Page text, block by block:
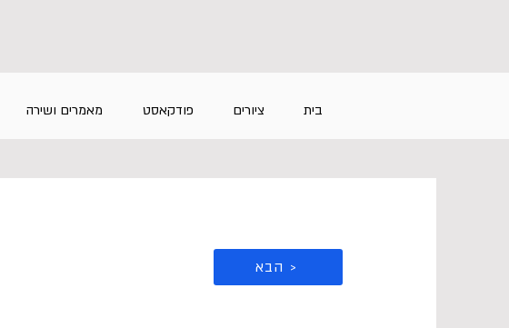
בית ציורים פודקאסט מאמרים ושירה
הבא >